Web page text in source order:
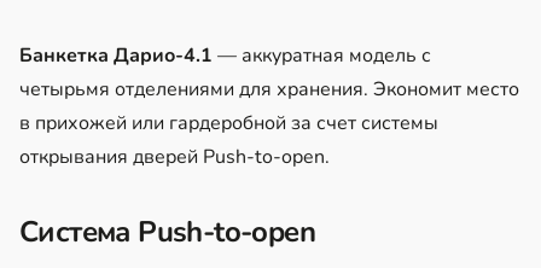
Банкетка Дарио-4.1 — аккуратная модель с
четырьмя отделениями для хранения. Экономит место
в прихожей или гардеробной за счет системы
открывания дверей Push-to-open.
Система Push-to-open